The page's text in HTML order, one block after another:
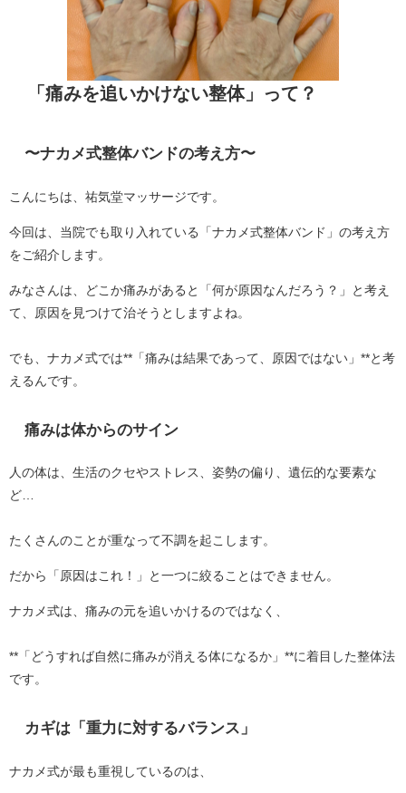
「痛みを追いかけない整体」って？
〜ナカメ式整体バンドの考え方〜
こんにちは、祐気堂マッサージです。
今回は、当院でも取り入れている「ナカメ式整体バンド」の考え方
をご紹介します。
みなさんは、どこか痛みがあると「何が原因なんだろう？」と考え
て、原因を見つけて治そうとしますよね。
でも、ナカメ式では**「痛みは結果であって、原因ではない」**と考
えるんです。
痛みは体からのサイン
人の体は、生活のクセやストレス、姿勢の偏り、遺伝的な要素な
ど…
たくさんのことが重なって不調を起こします。
だから「原因はこれ！」と一つに絞ることはできません。
ナカメ式は、痛みの元を追いかけるのではなく、
**「どうすれば自然に痛みが消える体になるか」**に着目した整体法
です。
カギは「重力に対するバランス」
ナカメ式が最も重視しているのは、